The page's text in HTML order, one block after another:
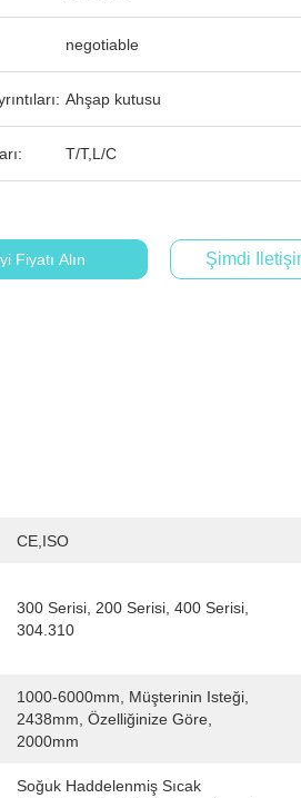
negotiable
Ahşap kutusu
T/T,L/C
Fiyatı Alın Şimdi
CE,ISO
300 Serisi, 200 Serisi, 400 Serisi,
304.310
1000-6000mm, Müşterinin Isteği,
2438mm, Özelliğinize Göre,
2000mm
Soğuk Haddelenmiş Sıcak